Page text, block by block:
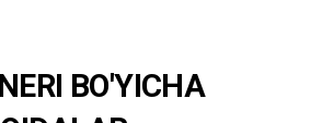
BO'YICHA